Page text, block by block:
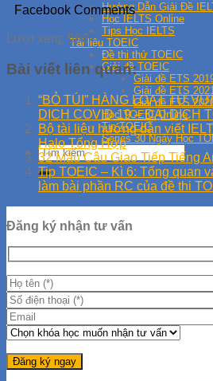
Hướng Dẫn Giải Đề
Học IELTS Online
Tips Học IELTS
Tài liệu TOEIC
Đề thi thử TOEIC
Giải đề TOEIC
Giải đề ETS
Giải đề ETS
Giải đề ETS
Học TOEIC Online
Tip TOEIC
Series 30 Ngày Học
Facebook Comments
Lượt xem: 563
Bài viết liên quan:
“BỎ TÚI” HÀNG LOẠT TỪ
DỊCH COVID 19 – ĐẠI DỊCH
Bộ tài liệu hướng dẫn viết
Halo Tổng Hợp
32 Mẫu Câu Giao Tiếp Tiếng
Tip TOEIC – Kì 6: Tổng quan
làm bài phần RC của đề thi
Đăng ký nhận tư vấn